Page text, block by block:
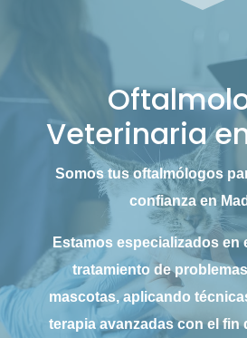
Veterinaria
Somos tus oftalmólogos
confianza en
Estamos especializados en
tratamiento de
mascotas, aplicando
terapia avanzadas con el fin